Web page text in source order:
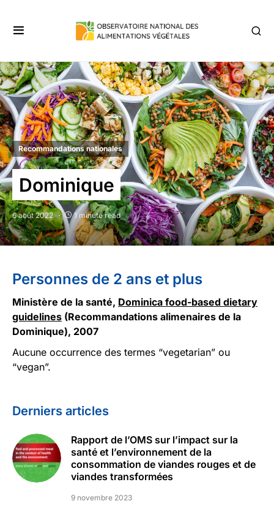
Recommandations nationales
Dominique
6 août 2022 1 minute read
Personnes de 2 ans et plus
Ministère de la santé, Dominica food-based dietary
guidelines (Recommandations alimenaires de la
Dominique), 2007
Aucune occurrence des termes “vegetarian” ou
“vegan”.
Derniers articles
Rapport de l’OMS sur l’impact sur la
santé et l’environnement de la
consommation de viandes rouges et de
viandes transformées
9 novembre 2023